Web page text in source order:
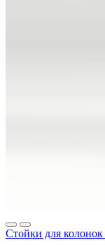
Стойки для